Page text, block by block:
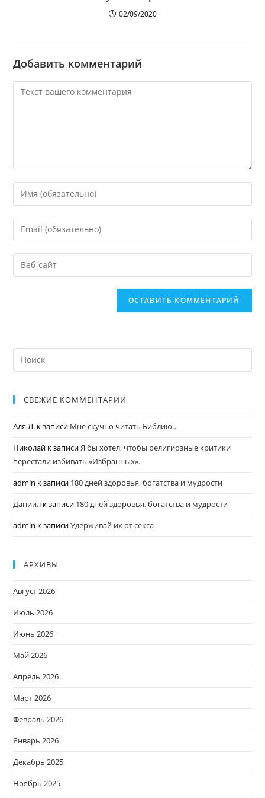
02/09/2020
Добавить комментарий
СВЕЖИЕ КОММЕНТАРИИ
Аля Л. к записи Мне скучно читать Библию…
Николай к записиЯ бы хотел, чтобы религиозные критики
перестали избивать «Избранных».
admin к записи 180 дней здоровья, богатства и мудрости
Даниил к записи 180 дней здоровья, богатства и мудрости
admin к записиУдерживай их от секса
АРХИВЫ
Август 2026
Июль 2026
Июнь 2026
Май 2026
Апрель 2026
Март 2026
Февраль 2026
Январь 2026
Декабрь 2025
Ноябрь 2025